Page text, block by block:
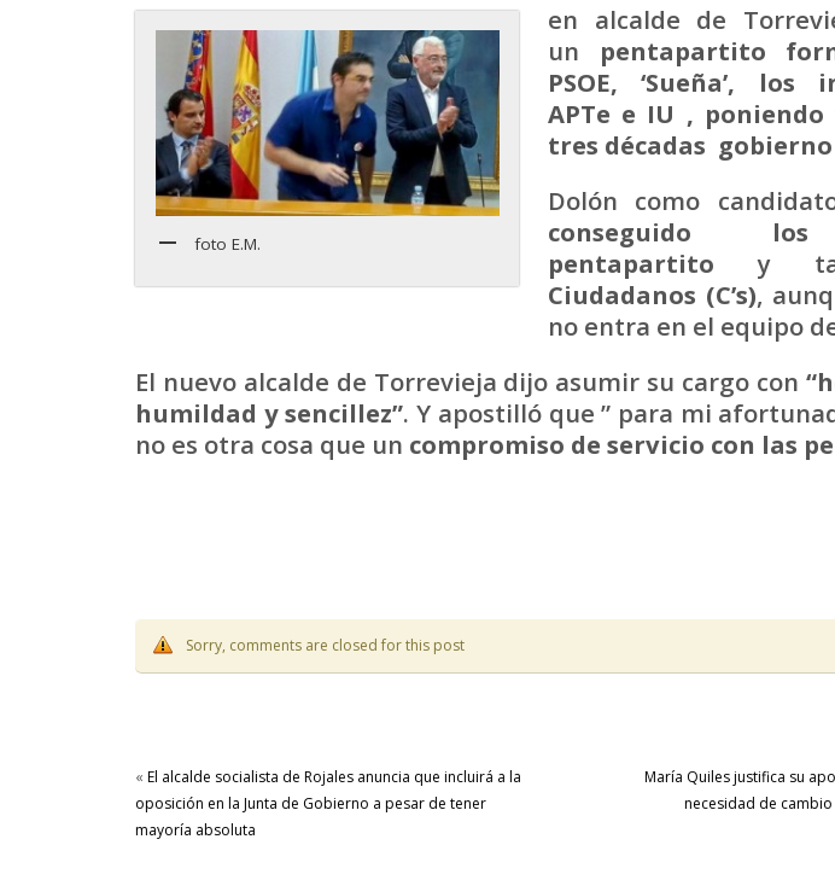
foto E.M.
en alcalde de
un pentapartito
PSOE, ‘Sueña’, los
APTe e IU ,
tres décadas gobierno
Dolón como
conseguido
pentapartito y
Ciudadanos (C’s),
no entra en el equipo
El nuevo alcalde de Torrevieja dijo asumir su cargo con
humildad y sencillez”. Y apostilló que ” para mi
no es otra cosa que un compromiso de servicio con las
Sorry, comments are closed for this post
« El alcalde socialista de Rojales anuncia que incluirá a la
oposición en la Junta de Gobierno a pesar de tener
mayoría absoluta
María Quiles justifica su
necesidad de